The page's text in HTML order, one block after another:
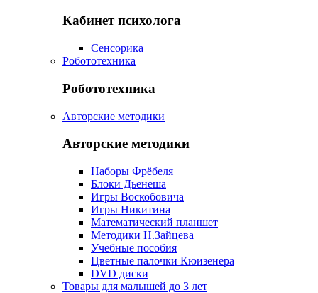
Кабинет психолога
Сенсорика
Робототехника
Робототехника
Авторские методики
Авторские методики
Наборы Фрёбеля
Блоки Дьенеша
Игры Воскобовича
Игры Никитина
Математический планшет
Методики Н.Зайцева
Учебные пособия
Цветные палочки Кюизенера
DVD диски
Товары для малышей до 3 лет